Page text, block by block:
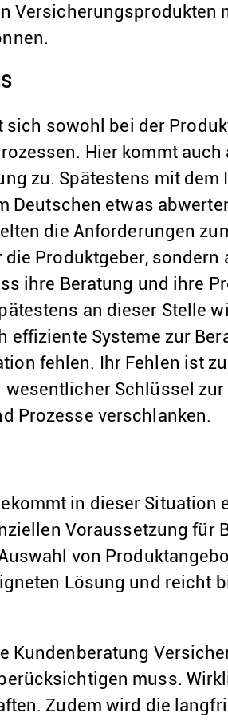
Versicherungsprodukten
sich sowohl bei der
Hier kommt
zu. Spätestens mit dem
Deutschen etwas
die Anforderungen
Produktgeber, sondern
ihre Beratung und ihre
an dieser Stelle
effiziente Systeme zur
fehlen. Ihr Fehlen ist
Schlüssel
Prozesse verschlanken.
in dieser Situation
Voraussetzung für
von
Lösung und reicht
Kundenberatung
muss.
Zudem wird die